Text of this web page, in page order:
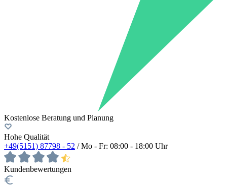
Kostenlose Beratung und Planung
Hohe Qualität
+49(5151) 87798 - 52 / Mo - Fr: 08:00 - 18:00 Uhr
Kundenbewertungen